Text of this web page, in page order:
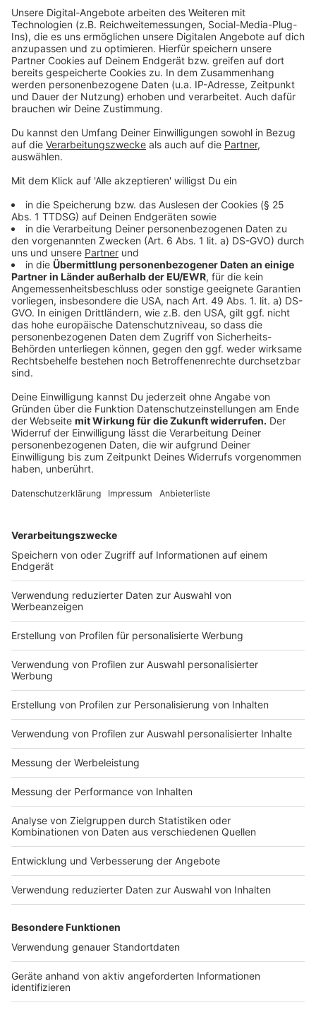
Anzeige
Am Sonntag
Anzeige
Mittsommerlauf Düsseldorf
Anzeige
Frühaufsteher aufgepasst: BeimMittsommerlauf
Düsseldorf startet ihr am Sonntag schon um 4:30 Uhr
in den längsten Tag des Jahres – und das sogar zum
Sonnenaufgang um 5:18 Uhr. Rund um den Unterbacher
See könnt ihr zwischen einer 6 km- oder 12 km-
Strecke wählen und gemeinsam mit anderen
Läuferinnen, Läufern und Walker*innen den Morgen
genießen. Egal ob Profi oder Freizeitläufer – hier ist
jede und jeder willkommen. Ein besonderes
Starterpaket gibt’s obendrauf. Der Start ist in der
Straße Am Kleinforst 300 in Düsseldorf, das Ticket
kostet 38,90 Euro.
Anzeige
Fischmarkt
Anzeige
Rheinisches Lebensgefühl pur: Am Sonntag von 11 bis
18 Uhr öffnet derDüsseldorfer Fischmarktwieder am
Tonhallenufer und verwandelt das Joseph-Beuys-Ufer
in eine bunte Genuss- und Flaniermeile. Rund 80
Aussteller bringen euch kulinarisch einmal um die Welt
Currywurst bis hin zu Tacos und portugiesischen
Spezialitäten. Dazu gibt’s süße Klassiker wie Churros,
Poffertjes und Crêpes. Perfekt zum Bummeln,
Probieren und Genießen direkt am Rhein – und das
Ganze bei freiem Eintritt.
Anzeige
Weitere Infos und Links zum Thema:
Anzeige
Weitere Veranstaltungstipps für Düsseldorf
Anzeige
Folge uns für mehr News & Updates: